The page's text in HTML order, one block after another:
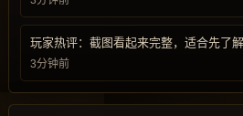
玩家热评：截图看起来完整，适合先了解
3分钟前